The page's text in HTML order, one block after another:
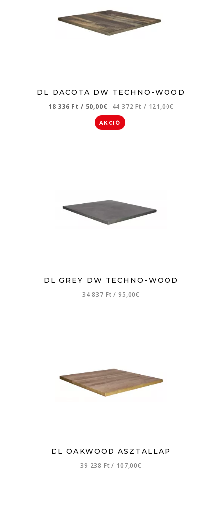
DL DACOTA DW TECHNO-WOOD
18 336 Ft / 50,00€ 44 372 Ft/ 121,00€
AKCIÓ
DL GREY DW TECHNO-WOOD
34 837 Ft/ 95,00€
DL OAKWOOD ASZTALLAP
39 238 Ft/ 107,00€